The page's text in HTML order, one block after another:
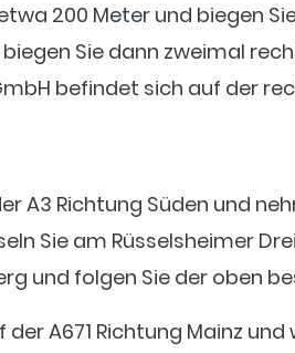
200 Meter und biegen
Sie dann zweimal
befindet sich auf der
A3 Richtung Süden und
Sie am Rüsselsheimer
und folgen Sie der oben
der A671 Richtung Mainz